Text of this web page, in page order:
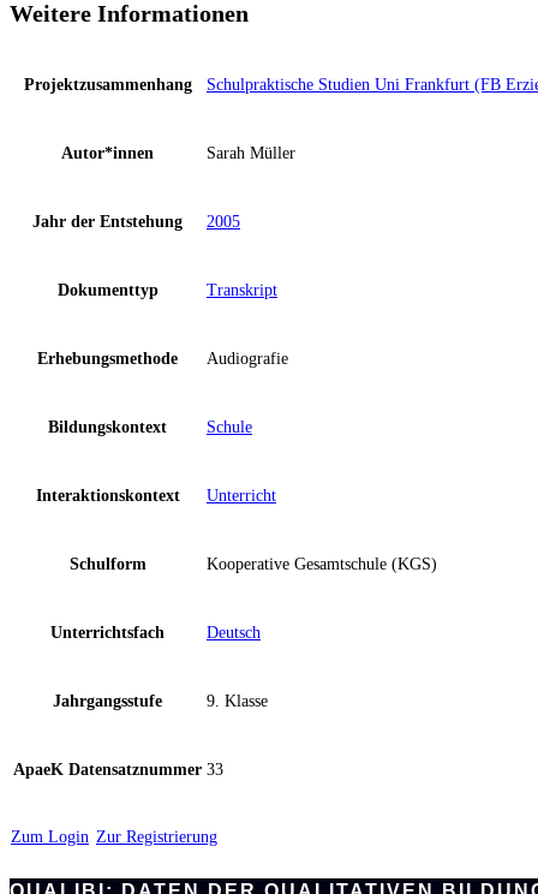
Weitere Informationen
Projektzusammenhang Schulpraktische Studien Uni Frankfurt (FB
Autor*innen Sarah Müller
Jahr der Entstehung 2005
Dokumenttyp Transkript
Erhebungsmethode Audiografie
Bildungskontext Schule
Interaktionskontext Unterricht
Schulform Kooperative Gesamtschule (KGS)
Unterrichtsfach Deutsch
Jahrgangsstufe 9. Klasse
ApaeK Datensatznummer 33
Zum Login Zur Registrierung